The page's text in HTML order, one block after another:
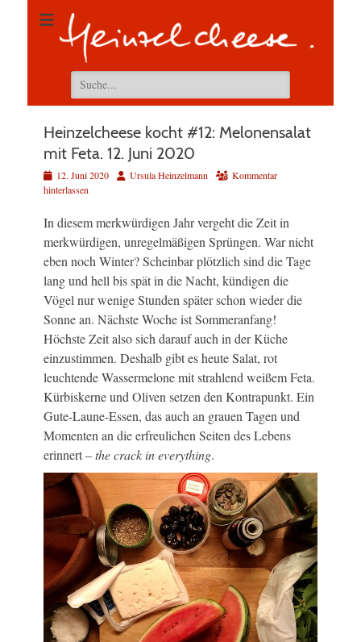
Suchen
nach:
Heinzelcheese kocht #12: Melonensalat
mit Feta. 12. Juni 2020
Veröffentlicht
am
12. Juni 2020 AutorUrsula Heinzelmann
Kommentar
hinterlassen
In diesem merkwürdigen Jahr vergeht die Zeit in
merkwürdigen, unregelmäßigen Sprüngen. War nicht
eben noch Winter? Scheinbar plötzlich sind die Tage
lang und hell bis spät in die Nacht, kündigen die
Vögel nur wenige Stunden später schon wieder die
Sonne an. Nächste Woche ist Sommeranfang!
Höchste Zeit also sich darauf auch in der Küche
einzustimmen. Deshalb gibt es heute Salat, rot
leuchtende Wassermelone mit strahlend weißem Feta.
Kürbiskerne und Oliven setzen den Kontrapunkt. Ein
Gute-Laune-Essen, das auch an grauen Tagen und
Momenten an die erfreulichen Seiten des Lebens
erinnert –the crack in everything.